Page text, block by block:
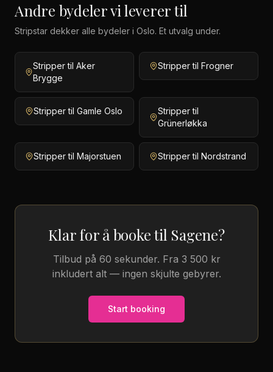
Andre bydelervi leverer til
Stripstar dekker alle bydeler i Oslo. Et utvalg under.
Stripper til Aker
Brygge
Stripper til Frogner
Stripper til Gamle Oslo
Stripper til
Grünerløkka
Stripper til Majorstuen Stripper til Nordstrand
Klar for å booke til Sagene?
Tilbud på 60 sekunder. Fra 3 500 kr
inkludert alt — ingen skjulte gebyrer.
Start booking